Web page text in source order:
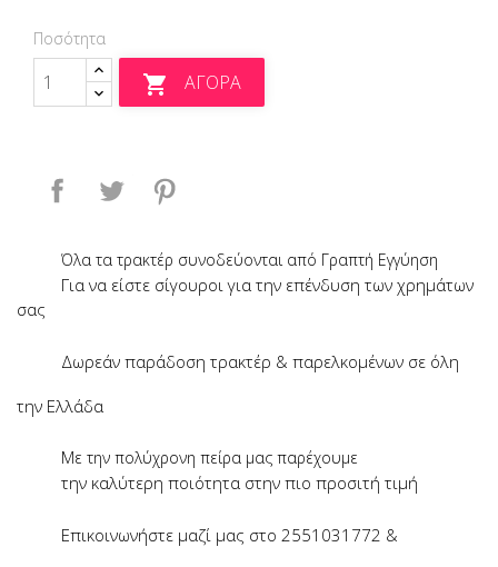
Ποσότητα
 ΑΓΟΡΆ
Κοινή χρήση
Tweet
Όλα τα τρακτέρ συνοδεύονται από Γραπτή Εγγύηση
Για να είστε σίγουροι για την επένδυση των χρημάτων
σας
Δωρεάν παράδοση τρακτέρ & παρελκομένων σε όλη
την Ελλάδα
Με την πολύχρονη πείρα μας παρέχουμε
την καλύτερη ποιότητα στην πιο προσιτή τιμή
Επικοινωνήστε μαζί μας στο 2551031772 &